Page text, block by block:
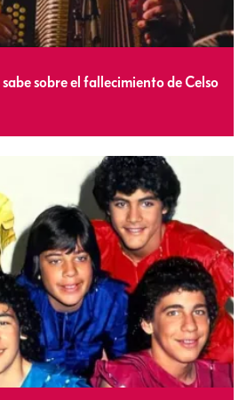
sabe sobre el fallecimiento de Celso